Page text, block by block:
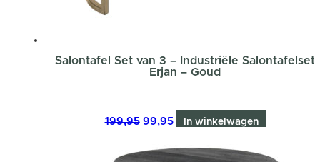
Salontafel Set van 3 – Industriële Salontafelset
Erjan – Goud
199,95 Oorspronkelijke
199,95.
99,95Huidige
99,95.
In winkelwagen